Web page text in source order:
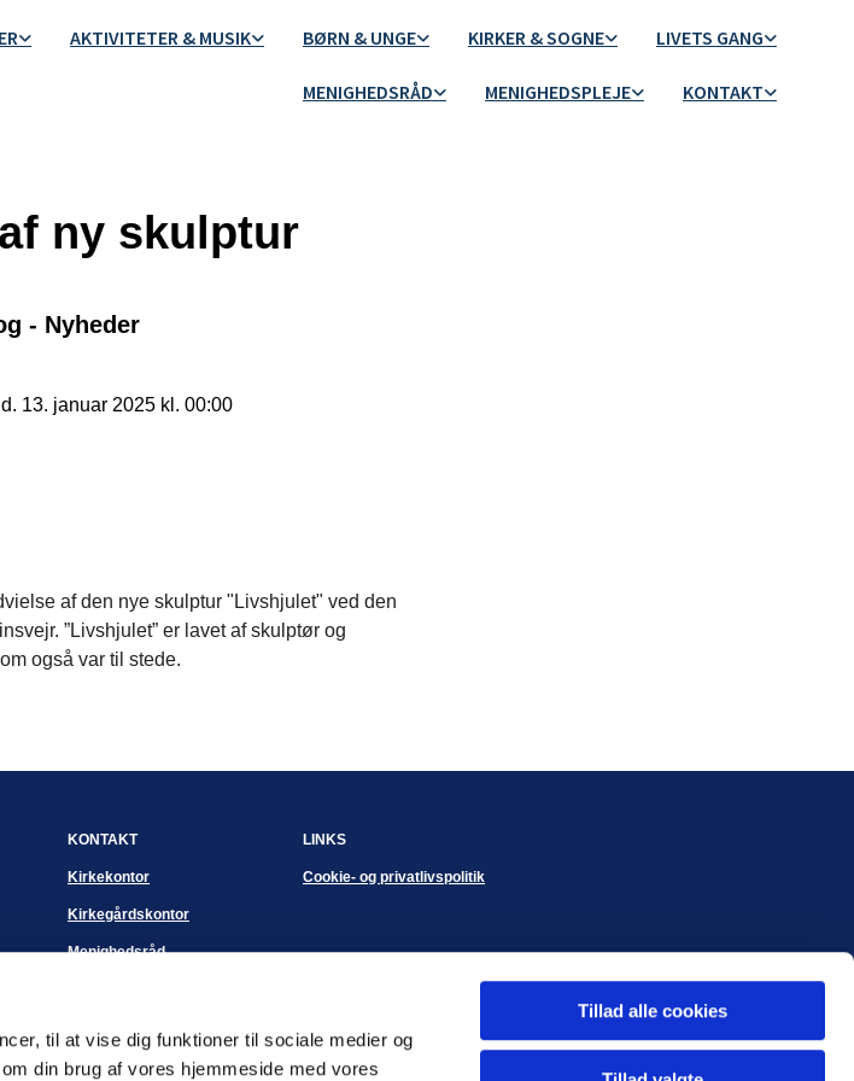
til at vise dig funktioner til sociale medier og
din brug af vores hjemmeside med vores
Tillad alle cookies
AKTIVITETER & MUSIK BØRN & UNGE KIRKER & SOGNE LIVETS GANG
MENIGHEDSRÅD MENIGHEDSPLEJE KONTAKT
ny skulptur
- Nyheder
13. januar 2025 kl. 00:00
af den nye skulptur "Livshjulet" ved den
”Livshjulet” er lavet af skulptør og
også var til stede.
KONTAKT
Kirkekontor
Kirkegårdskontor
Menighedsråd
LINKS
Cookie- og privatlivspolitik